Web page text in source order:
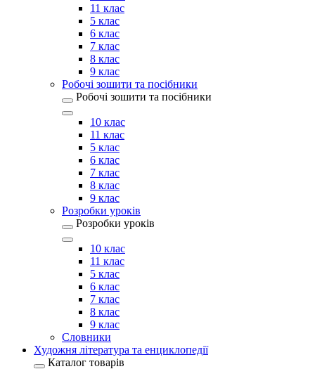
11 клас
5 клас
6 клас
7 клас
8 клас
9 клас
Робочі зошити та посібники
Робочі зошити та посібники
10 клас
11 клас
5 клас
6 клас
7 клас
8 клас
9 клас
Розробки уроків
Розробки уроків
10 клас
11 клас
5 клас
6 клас
7 клас
8 клас
9 клас
Словники
Художня література та енциклопедії
Каталог товарів